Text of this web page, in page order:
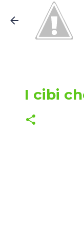
I cibi